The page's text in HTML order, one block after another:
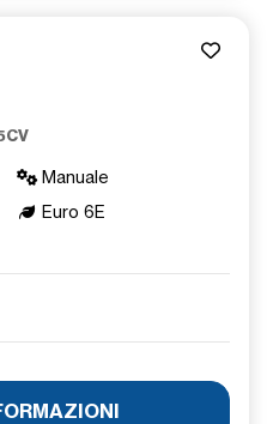
Manuale
Euro 6E